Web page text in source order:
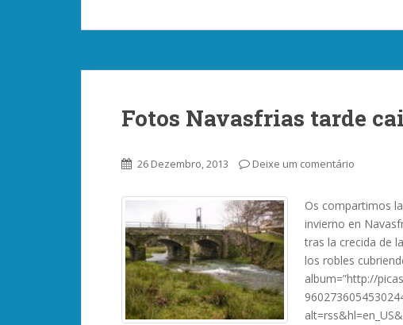
Fotos Navasfrias tarde
26 Dezembro, 2013 Deixe um comentário
Os compartimos
invierno en
tras la crecida de
los robles
album=”http://